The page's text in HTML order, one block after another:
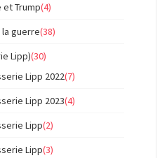
et Trump(4)
guerre(38)
Lipp)(30)
Lipp 2022(7)
Lipp 2023(4)
Lipp(2)
Lipp(3)